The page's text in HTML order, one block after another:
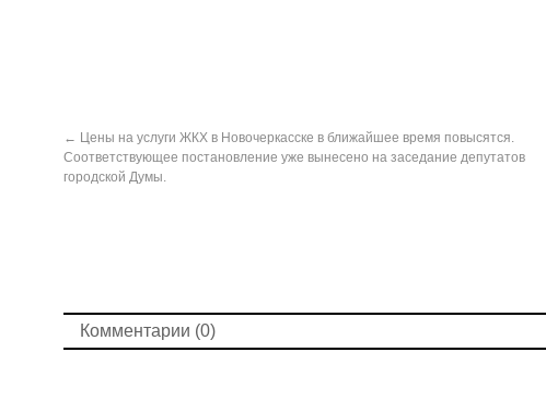
← Цены на услуги ЖКХ в Новочеркасске в ближайшее время повысятся.
Соответствующее постановление уже вынесено на заседание депутатов
городской Думы.
Комментарии (0)